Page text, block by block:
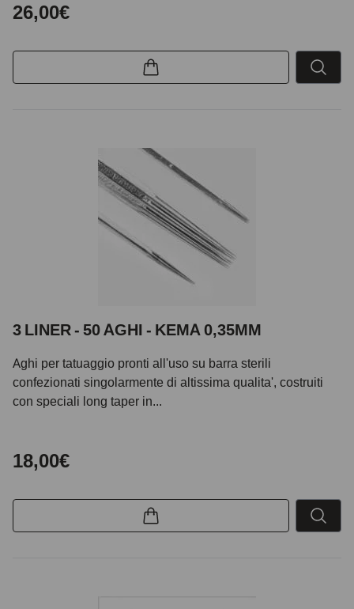
26,00€
3 LINER - 50 AGHI - KEMA 0,35MM
Aghi per tatuaggio pronti all'uso su barra sterili
confezionati singolarmente di altissima qualita', costruiti
con speciali long taper in...
18,00€